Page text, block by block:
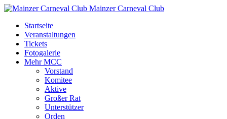
Mainzer Carneval Club
Startseite
Veranstaltungen
Tickets
Fotogalerie
Mehr MCC
Vorstand
Komitee
Aktive
Großer Rat
Unterstützer
Orden